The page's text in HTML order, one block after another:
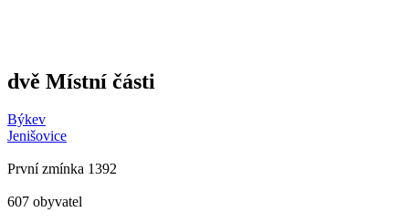
dvě Místní části
Býkev
Jenišovice
První zmínka 1392
607 obyvatel